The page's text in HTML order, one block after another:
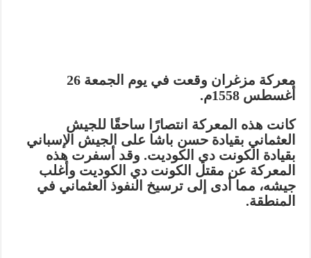
معركة مزغران وقعت في يوم الجمعة 26
أغسطس 1558م.
كانت هذه المعركة انتصارًا ساحقًا للجيش
العثماني بقيادة حسن باشا على الجيش الإسباني
بقيادة الكونت دي الكوديت. وقد أسفرت هذه
المعركة عن مقتل الكونت دي الكوديت وأغلب
جيشه، مما أدى إلى ترسيخ النفوذ العثماني في
المنطقة.